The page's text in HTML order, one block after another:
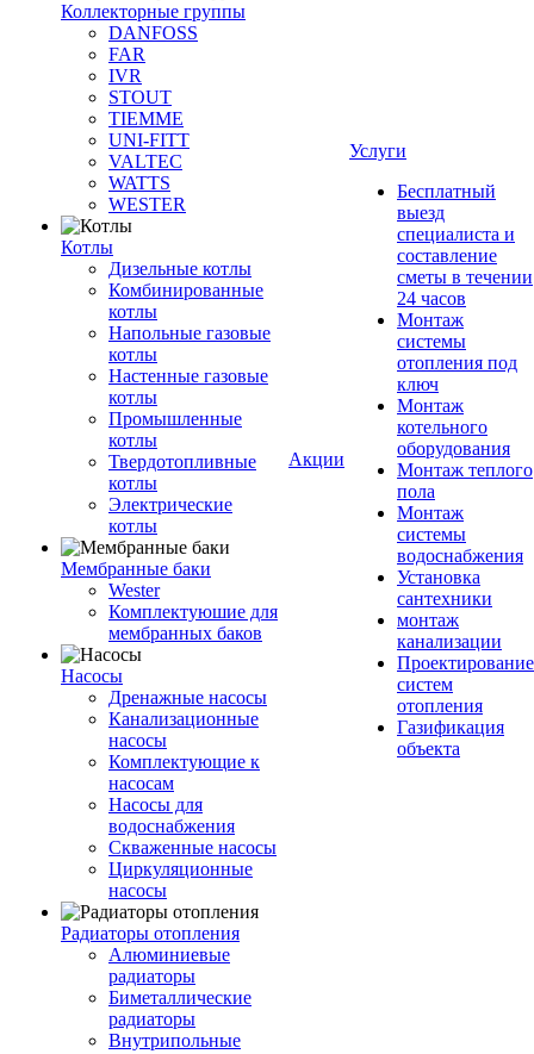
Коллекторные группы
DANFOSS
FAR
IVR
STOUT
TIEMME
UNI-FITT
VALTEC
WATTS
WESTER
Котлы
Дизельные котлы
Комбинированные
котлы
Напольные газовые
котлы
Настенные газовые
котлы
Промышленные
котлы
Твердотопливные
котлы
Электрические
котлы
Мембранные баки
Wester
Комплектуюшие для
мембранных баков
Насосы
Дренажные насосы
Канализационные
насосы
Комплектующие к
насосам
Насосы для
водоснабжения
Скваженные насосы
Циркуляционные
насосы
Радиаторы отопления
Алюминиевые
радиаторы
Биметаллические
радиаторы
Внутрипольные
Акции
Услуги
Бесплатный
выезд
специалиста и
составление
сметы в течении
24 часов
Монтаж
системы
отопления под
ключ
Монтаж
котельного
оборудования
Монтаж теплого
пола
Монтаж
системы
водоснабжения
Установка
сантехники
монтаж
канализации
Проектирование
систем
отопления
Газификация
объекта